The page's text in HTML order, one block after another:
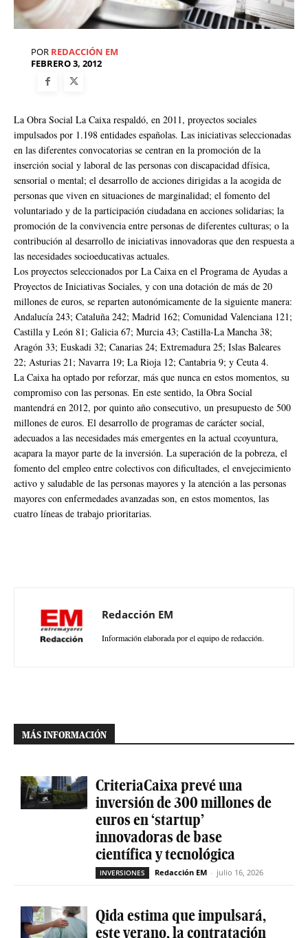
POR REDACCIÓN EM
FEBRERO 3, 2012
La Obra Social La Caixa respaldó, en 2011, proyectos sociales
impulsados por 1.198 entidades españolas. Las iniciativas seleccionadas
en las diferentes convocatorias se centran en la promoción de la
inserción social y laboral de las personas con discapacidad dfísica,
sensorial o mental; el desarrollo de acciones dirigidas a la acogida de
personas que viven en situaciones de marginalidad; el fomento del
voluntariado y de la participación ciudadana en acciones solidarias; la
promoción de la convivencia entre personas de diferentes culturas; o la
contribución al desarrollo de iniciativas innovadoras que den respuesta a
las necesidades socioeducativas actuales.
Los proyectos seleccionados por La Caixa en el Programa de Ayudas a
Proyectos de Iniciativas Sociales, y con una dotación de más de 20
millones de euros, se reparten autonómicamente de la siguiente manera:
Andalucía 243; Cataluña 242; Madrid 162; Comunidad Valenciana 121;
Castilla y León 81; Galicia 67; Murcia 43; Castilla-La Mancha 38;
Aragón 33; Euskadi 32; Canarias 24; Extremadura 25; Islas Baleares
22; Asturias 21; Navarra 19; La Rioja 12; Cantabria 9; y Ceuta 4.
La Caixa ha optado por reforzar, más que nunca en estos momentos, su
compromiso con las personas. En este sentido, la Obra Social
mantendrá en 2012, por quinto año consecutivo, un presupuesto de 500
millones de euros. El desarrollo de programas de carácter social,
adecuados a las necesidades más emergentes en la actual ccoyuntura,
acapara la mayor parte de la inversión. La superación de la pobreza, el
fomento del empleo entre colectivos con dificultades, el envejecimiento
activo y saludable de las personas mayores y la atención a las personas
mayores con enfermedades avanzadas son, en estos momentos, las
cuatro líneas de trabajo prioritarias.
Redacción EM
Información elaborada por el equipo de redacción.
MÁS INFORMACIÓN
CriteriaCaixa prevé una
inversión de 300 millones de
euros en ‘startup’
innovadoras de base
científica y tecnológica
INVERSIONES Redacción EM - julio 16, 2026
Qida estima que impulsará,
este verano, la contratación